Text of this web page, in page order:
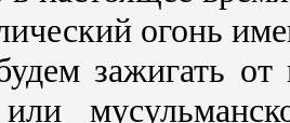
огонь
зажигать от
или